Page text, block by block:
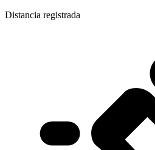
Distancia registrada